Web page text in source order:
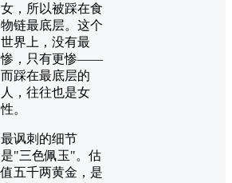
女，所以被踩在食
物链最底层。这个
世界上，没有最
惨，只有更惨——
而踩在最底层的
人，往往也是女
性。
最讽刺的细节
是"三色佩玉"。估
值五千两黄金，是